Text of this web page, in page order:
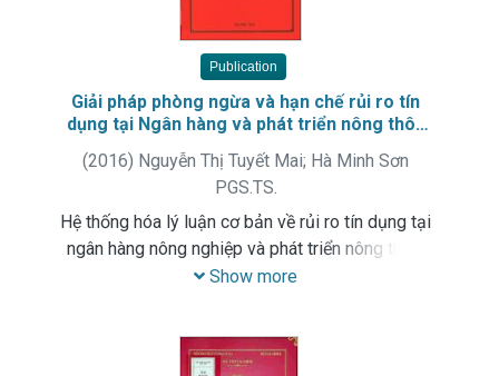
Publication
Giải pháp phòng ngừa và hạn chế rủi ro tín
dụng tại Ngân hàng và phát triển nông thôn
Việt Nam - chi nhánh Thành phố Vinh - Nghệ
An
(2016) Nguyễn Thị Tuyết Mai; Hà Minh Sơn
PGS.TS.
Hệ thống hóa lý luận cơ bản về rủi ro tín dụng tại
ngân hàng nông nghiệp và phát triển nông thôn.
Phân tích, đánh giá thực trạng và đề xuất các
chi nhánh Thàn
Show more